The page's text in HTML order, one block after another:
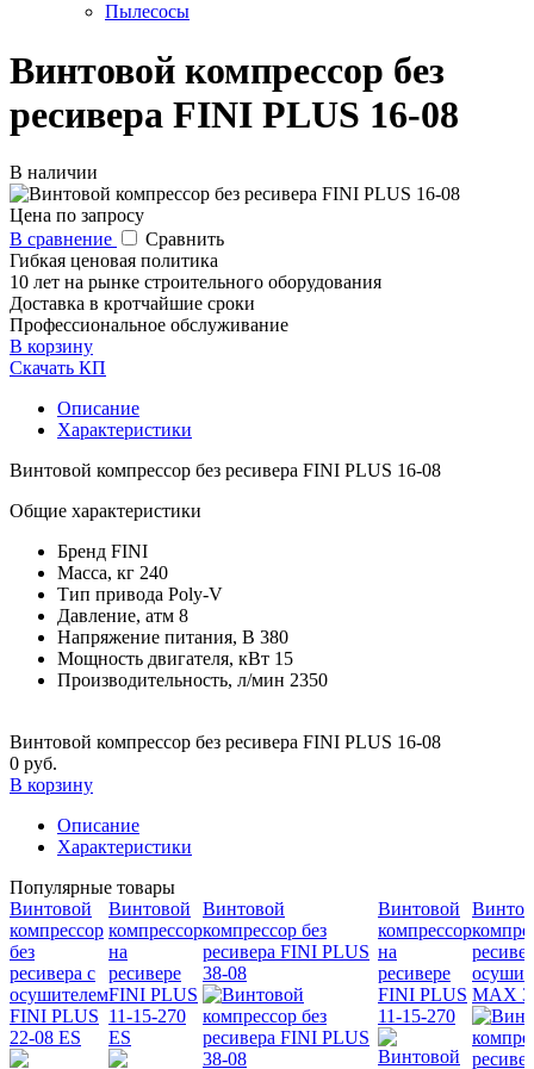
Пылесосы
Винтовой компрессор без
ресивера FINI PLUS 16-08
В наличии
Цена по запросу
В сравнение
Сравнить
Гибкая ценовая политика
10 лет на рынке строительного оборудования
Доставка в кротчайшие сроки
Профессиональное обслуживание
В корзину
Скачать КП
Описание
Характеристики
Винтовой компрессор без ресивера FINI PLUS 16-08
Общие характеристики
Бренд FINI
Масса, кг 240
Тип привода Poly-V
Давление, атм 8
Напряжение питания, В 380
Мощность двигателя, кВт 15
Производительность, л/мин 2350
Винтовой компрессор без ресивера FINI PLUS 16-08
0 руб.
В корзину
Описание
Характеристики
Популярные товары
Винтовой
компрессор
без
ресивера с
осушителем
FINI PLUS
22-08 ES
Винтовой
компрессор
на
ресивере
FINI PLUS
11-15-270
ES
Винтовой
компрессор без
ресивера FINI PLUS
38-08
Винтовой
компрессор
на
ресивере
FINI PLUS
11-15-270
MAX